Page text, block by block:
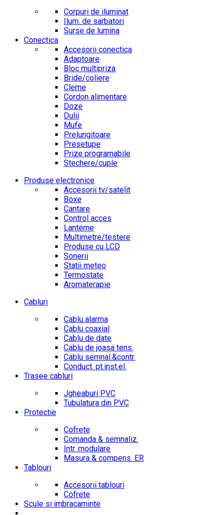
Corpuri de iluminat
Ilum. de sarbatori
Surse de lumina
Conectica
Accesorii conectica
Adaptoare
Bloc multipriza
Bride/coliere
Cleme
Cordon alimentare
Doze
Dulii
Mufe
Prelungitoare
Presetupe
Prize programabile
Stechere/cuple
Produse electronice
Accesorii tv/satelit
Boxe
Cantare
Control acces
Lanterne
Multimetre/testere
Produse cu LCD
Sonerii
Statii meteo
Termostate
Aromaterapie
Cabluri
Cablu alarma
Cablu coaxial
Cablu de date
Cablu de joasa tens.
Cablu semnal.&contr.
Conduct. pt.inst.el.
Trasee cabluri
Jgheaburi PVC
Tubulatura din PVC
Protectie
Cofrete
Comanda & semnaliz.
Intr. modulare
Masura & compens. ER
Tablouri
Accesorii tablouri
Cofrete
Scule si imbracaminte